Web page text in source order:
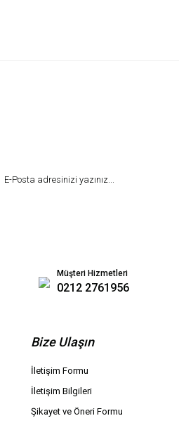
Müşteri Hizmetleri
0212 2761956
Bize Ulaşın
İletişim Formu
İletişim Bilgileri
Şikayet ve Öneri Formu